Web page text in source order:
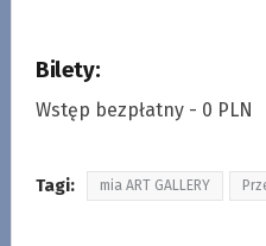
Bilety:
Wstęp bezpłatny - 0 PLN
Tagi: mia ART GALLERY